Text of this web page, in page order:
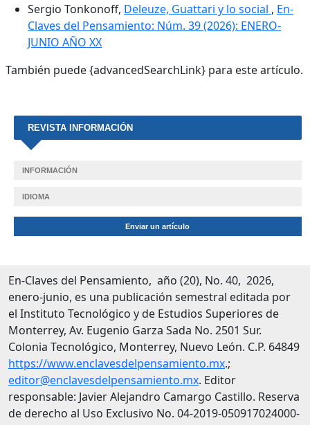
Sergio Tonkonoff, Deleuze, Guattari y lo social , En-
Claves del Pensamiento: Núm. 39 (2026): ENERO-
JUNIO AÑO XX
También puede {advancedSearchLink} para este artículo.
REVISTA INFORMACIÓN
INFORMACIÓN
IDIOMA
Enviar un artículo
En-Claves del Pensamiento, año (20), No. 40, 2026,
enero-junio, es una publicación semestral editada por
el Instituto Tecnológico y de Estudios Superiores de
Monterrey, Av. Eugenio Garza Sada No. 2501 Sur.
Colonia Tecnológico, Monterrey, Nuevo León. C.P. 64849
https://www.enclavesdelpensamiento.mx.;
editor@enclavesdelpensamiento.mx. Editor
responsable: Javier Alejandro Camargo Castillo. Reserva
de derecho al Uso Exclusivo No. 04-2019-050917024000-